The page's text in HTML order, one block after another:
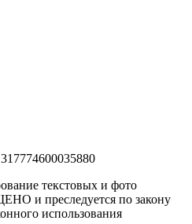
текстовых и фото
и преследуется по закону
использования